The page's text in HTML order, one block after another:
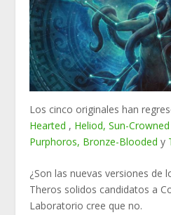
Los cinco originales han
Hearted , Heliod, Sun-Crowned
Purphoros, Bronze-Blooded y
¿Son las nuevas versiones de
Theros solidos candidatos a
Laboratorio cree que no.